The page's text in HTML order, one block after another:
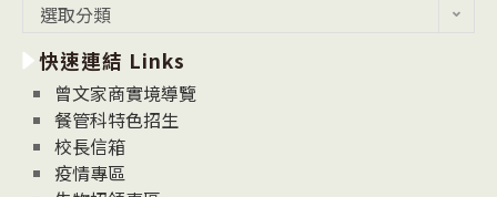
消
息
News
選取分類
快速連結 Links
曾文家商實境導覽
餐管科特色招生
校長信箱
疫情專區